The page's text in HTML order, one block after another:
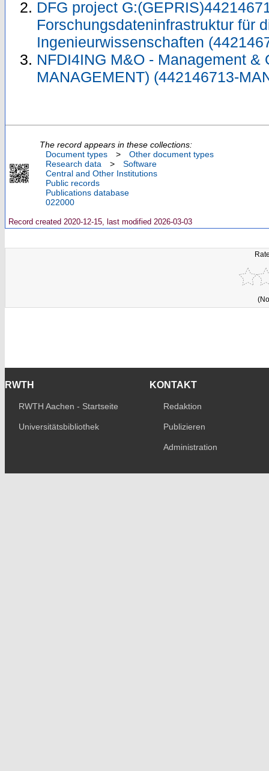
DFG project
Forschungsdateninfrastruktur für
Ingenieurwissenschaften
NFDI4ING M&O - Management &
MANAGEMENT) (442146713-
The record appears in these collections:
Document types
>
Other document types
Research data
>
Software
Central and Other Institutions
Public records
Publications database
022000
Record created 2020-12-15, last modified 2026-03-03
RWTH
RWTH Aachen - Startseite
Universitätsbibliothek
KONTAKT
Redaktion
Publizieren
Administration